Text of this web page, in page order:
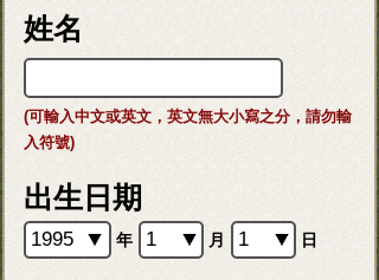
姓名
(可輸入中文或英文，英文無大小寫之分，請勿輸
入符號)
出生日期
年 月 日